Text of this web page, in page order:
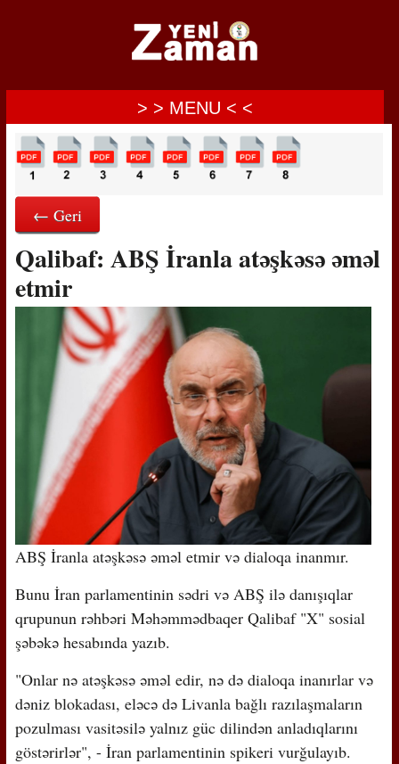
> > MENU < <
← Geri
Qalibaf: ABŞ İranla atəşkəsə əməl
etmir
ABŞ İranla atəşkəsə əməl etmir və dialoqa inanmır.
Bunu İran parlamentinin sədri və ABŞ ilə danışıqlar
qrupunun rəhbəri Məhəmmədbaqer Qalibaf "X" sosial
şəbəkə hesabında yazıb.
"Onlar nə atəşkəsə əməl edir, nə də dialoqa inanırlar və
dəniz blokadası, eləcə də Livanla bağlı razılaşmaların
pozulması vasitəsilə yalnız güc dilindən anladıqlarını
göstərirlər", - İran parlamentinin spikeri vurğulayıb.